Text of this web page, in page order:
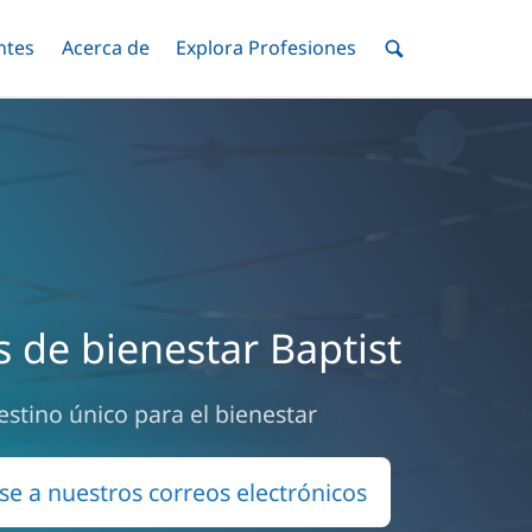
Menú
Alternar
Acerca deMenúAlternar
Explora Profesiones MenúAlternar
de bienestar Baptist
único para el bienestar
a nuestros correos electrónicos